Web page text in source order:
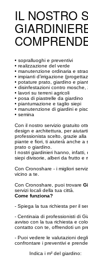
IL NOSTRO
• sopralluoghi e preventivi
• realizzazione del verde
• manutenzione ordinaria e
• impianti d’irrigazione
• potature prato, giardino e
• disinfestazioni contro mosche,
• lavori su terreni agricoli
• posa di piastrelle da giardino
• piantumazione e taglio siepi
• manutenzione di giardini e
• semina
Con il nostro servizio gratuito
design e architettura, per
professionista scelto, grazie
piante e fiori, ti aiuterà anche a
prato o giardino.
I nostri giardinieri hanno,
siepi divisorie, alberi da frutto e
Con Cronoshare - i migliori
vicino a te.
Con Cronoshare, puoi trovare
servizi locali della tua città.
Come funziona?
- Spiega la tua richiesta per il
- Centinaia di professionisti di
avviso con la tua richiesta e
contatto con te, offrendoti un
- Puoi vedere le valutazioni
confrontare i preventivi e
Indica i m² del giardino: